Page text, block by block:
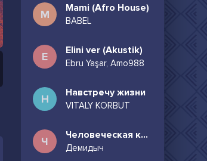
M Mami (Afro House)
BABEL
E Elini ver (Akustik)
Ebru Yaşar, Amo988
Н Навстречу жизни
VITALY KORBUT
Ч Человеческая комедия
Демидыч